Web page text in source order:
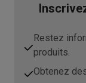
Restez
produits.
Obtenez